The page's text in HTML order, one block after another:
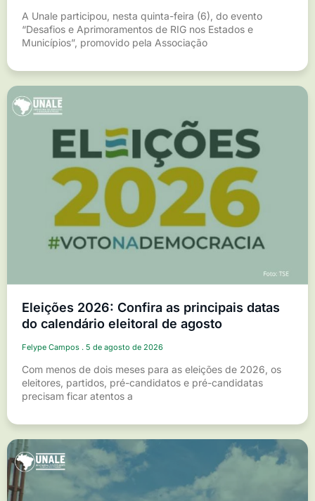
A Unale participou, nesta quinta-feira (6), do evento
“Desafios e Aprimoramentos de RIG nos Estados e
Municípios”, promovido pela Associação
Eleições 2026: Confira as principais datas
do calendário eleitoral de agosto
Felype Campos 5 de agosto de 2026
Com menos de dois meses para as eleições de 2026, os
eleitores, partidos, pré-candidatos e pré-candidatas
precisam ficar atentos a